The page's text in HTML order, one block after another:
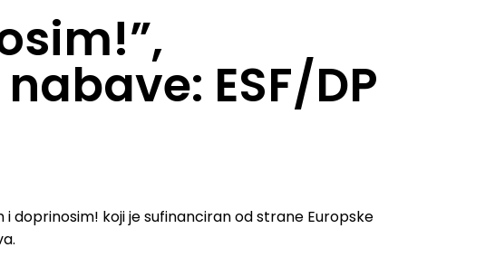
nabave: ESF/DP
doprinosim! koji je sufinanciran od strane Europske